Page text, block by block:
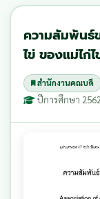
ความสัมพันธ์
ไข่ ของแม่ไก่
สำนักงานคณบดี
ปีการศึกษา 2562